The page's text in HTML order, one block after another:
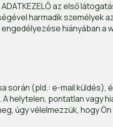
az első
harmadik személyek
hiányában a
során (pld.: e-mail küldés),
pontatlan vagy
úgy vélelmezzük, hogy